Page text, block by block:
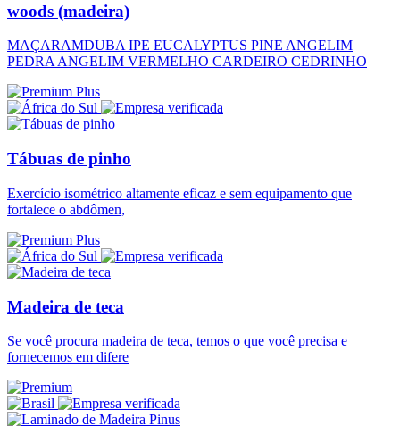
woods (madeira)
MAÇARAMDUBA IPE EUCALYPTUS PINE ANGELIM
PEDRA ANGELIM VERMELHO CARDEIRO CEDRINHO
Tábuas de pinho
Exercício isométrico altamente eficaz e sem equipamento que
fortalece o abdômen,
Madeira de teca
Se você procura madeira de teca, temos o que você precisa e
fornecemos em difere